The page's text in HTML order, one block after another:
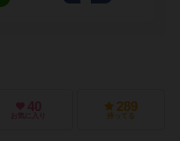
40
お気に入り
289
持ってる